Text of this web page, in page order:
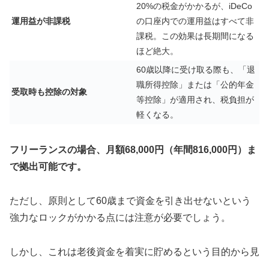
運用益が非課税
20%の税金がかかるが、iDeCo
の口座内での運用益はすべて非
課税。この効果は長期間になる
ほど絶大。
受取時も控除の対象
60歳以降に受け取る際も、「退
職所得控除」または「公的年金
等控除」が適用され、税負担が
軽くなる。
フリーランスの場合、月額68,000円（年間816,000円）ま
で拠出可能です。
ただし、原則として60歳まで資金を引き出せないという
強力なロックがかかる点には注意が必要でしょう。
しかし、これは老後資金を着実に貯めるという目的から見